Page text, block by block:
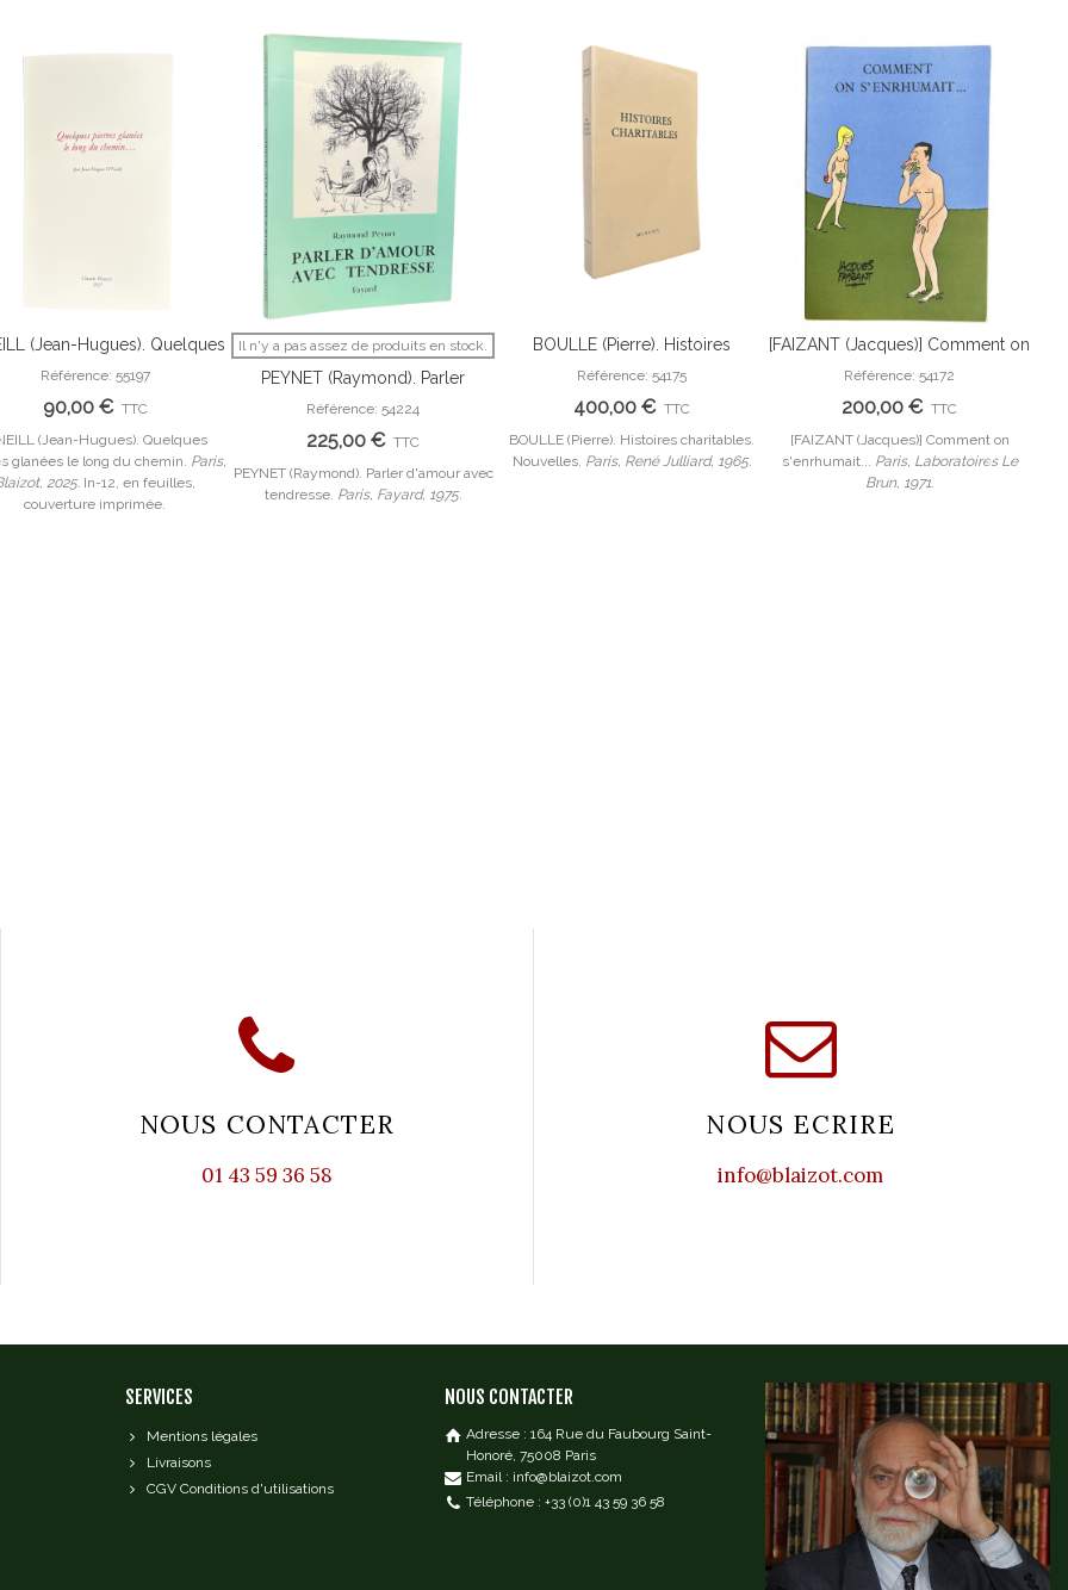
Ajouter Au Panier
(Jean-Hugues). Quelques
pierres glanées le long du
chemin.
Référence: 55197
90,00 € TTC
(Jean-Hugues). Quelques
glanées le long du chemin. Paris,
2025. In-12, en feuilles,
couverture imprimée.
Afficher Plus
Il n'y a pas assez de produits en stock.
PEYNET (Raymond). Parler
d'amour avec tendresse.
Référence: 54224
225,00 € TTC
PEYNET (Raymond). Parler d'amour avec
tendresse. Paris, Fayard, 1975.
Ajouter Au Panier
BOULLE (Pierre). Histoires
charitables. Nouvelles.
Référence: 54175
400,00 € TTC
BOULLE (Pierre). Histoires charitables.
Nouvelles. Paris, René Julliard, 1965.
Ajouter Au Panier
[FAIZANT (Jacques)] Comment on
s'enrhumait... Planches en
couleurs dessinées par Jacques
Faizant.
Référence: 54172
200,00 € TTC
[FAIZANT (Jacques)] Comment on
s'enrhumait... Paris, Laboratoires Le
Brun, 1971.
NOUS CONTACTER
01 43 59 36 58
NOUS ECRIRE
info@blaizot.com
SERVICES
Mentions légales
Livraisons
CGV Conditions d'utilisations
NOUS CONTACTER
Adresse : 164 Rue du Faubourg Saint-
Honoré, 75008 Paris
Email : info@blaizot.com
Téléphone : +33 (0)1 43 59 36 58